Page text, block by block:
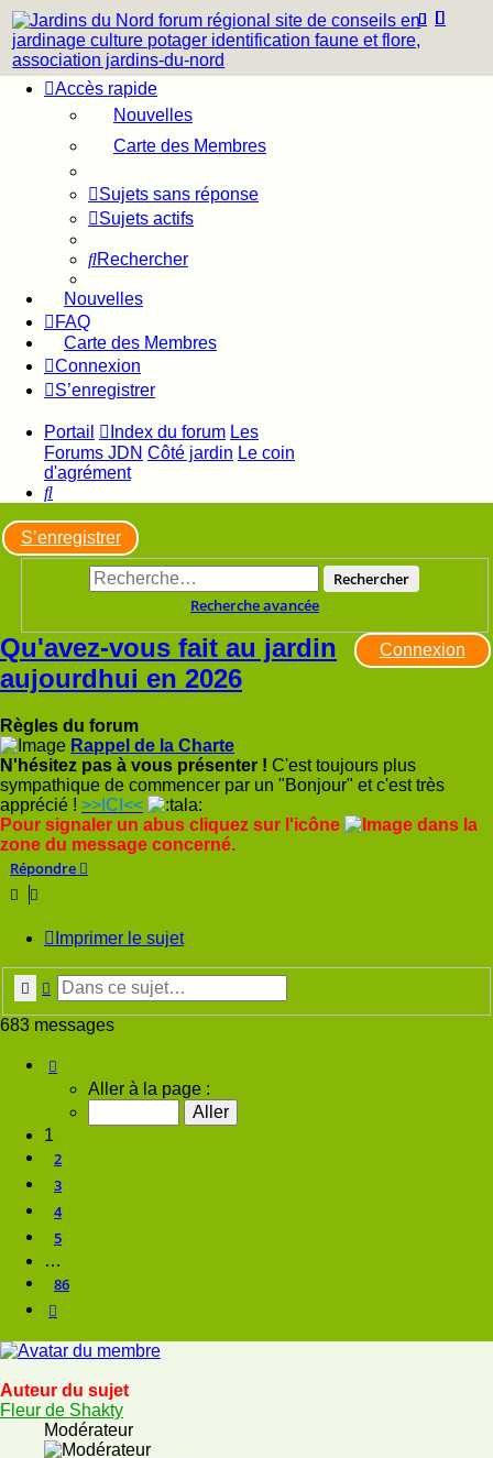
Accès rapide
Nouvelles
Carte des Membres
Sujets sans réponse
Sujets actifs
Rechercher
Nouvelles
FAQ
Carte des Membres
Connexion
S’enregistrer
Portail Index du forum Les
Forums JDN Côté jardin Le coin
d'agrément
Rechercher
S’enregistrer
Rechercher
Recherche avancée
Connexion
Qu'avez-vous fait au jardin
aujourdhui en 2026
Règles du forum
Rappel de la Charte
N'hésitez pas à vous présenter ! C'est toujours plus
sympathique de commencer par un "Bonjour" et c'est très
apprécié ! >>ICI<<
Pour signaler un abus cliquez sur l'icône
dans la
zone du message concerné.
Répondre
Imprimer le sujet
Rechercher
Recherche avancée
683 messages
Aller à la page :
1
2
3
4
5
…
86
Auteur du sujet
Fleur de Shakty
Modérateur